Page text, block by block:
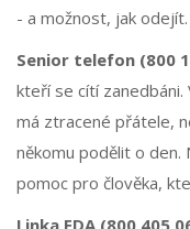
- a možnost, jak odejít.
Senior telefon (800
kteří se cítí zanedbáni.
má ztracené přátele,
někomu podělit o den.
pomoc pro člověka,